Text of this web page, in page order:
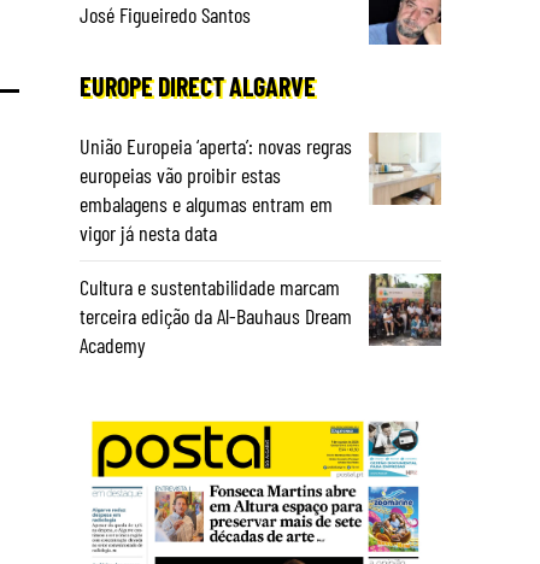
José Figueiredo Santos
EUROPE DIRECT ALGARVE
União Europeia ‘aperta’: novas regras
europeias vão proibir estas
embalagens e algumas entram em
vigor já nesta data
Cultura e sustentabilidade marcam
terceira edição da Al-Bauhaus Dream
Academy